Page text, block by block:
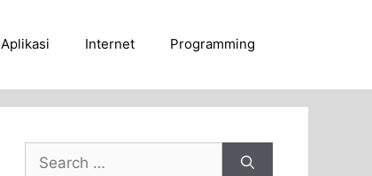
Aplikasi Internet Programming
Search